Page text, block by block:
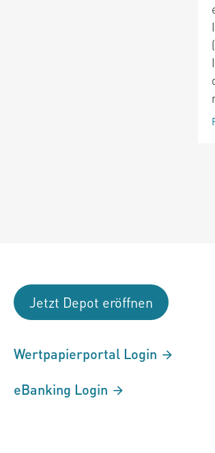
Jetzt Depot eröffnen
Wertpapierportal Login
eBanking Login